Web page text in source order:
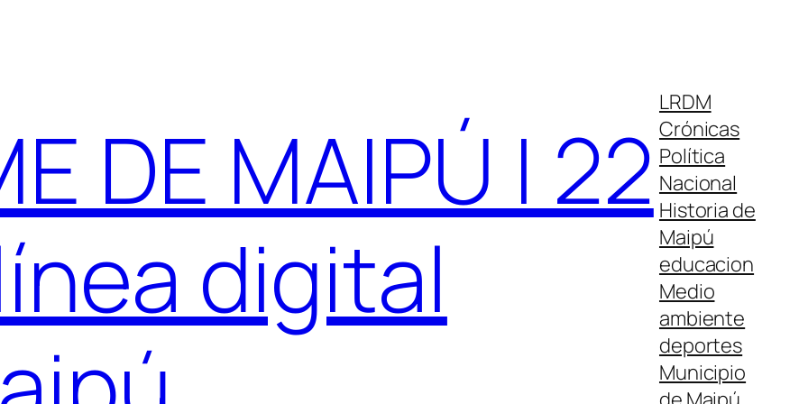
DE MAIPÚ | 22
digital
LRDM
Crónicas
Política
Nacional
Historia de
Maipú
educacion
Medio
ambiente
deportes
Municipio